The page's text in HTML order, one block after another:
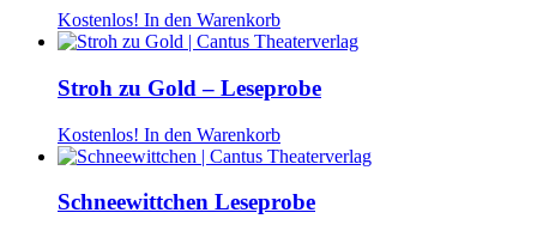
Kostenlos! In den Warenkorb
Stroh zu Gold – Leseprobe
Kostenlos! In den Warenkorb
Schneewittchen Leseprobe